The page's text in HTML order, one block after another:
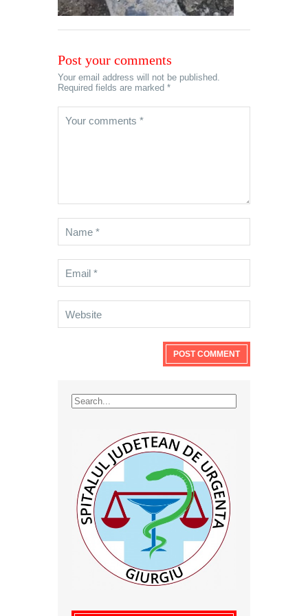
Post your comments
Your email address will not be published.
Required fields are marked *